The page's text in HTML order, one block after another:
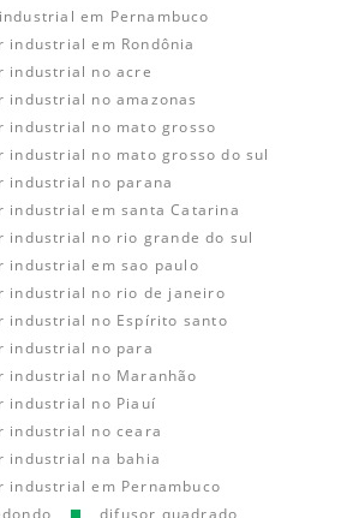
em Pernambuco
industrial em Rondônia
industrial no acre
industrial no amazonas
industrial no mato grosso
industrial no mato grosso do sul
industrial no parana
industrial em santa Catarina
industrial no rio grande do sul
industrial em sao paulo
industrial no rio de janeiro
industrial no Espírito santo
industrial no para
industrial no Maranhão
industrial no Piauí
industrial no ceara
industrial na bahia
industrial em Pernambuco
difusor quadrado